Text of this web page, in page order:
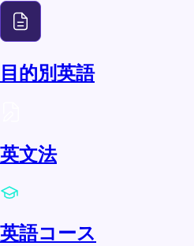
目的別英語
英文法
英語コース